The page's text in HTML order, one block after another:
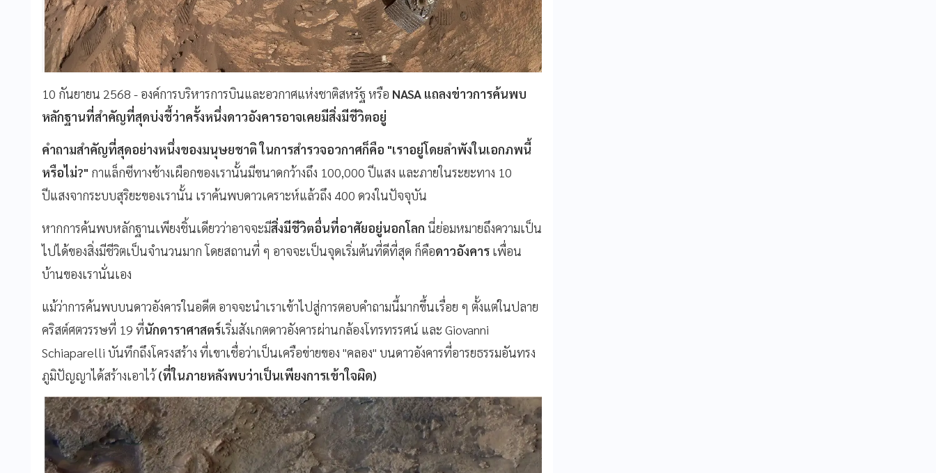
10​ กันยายน 2568 - องค์การบริหารการบินและอวกาศแห่งชาติสหรัฐ หรือ NASA แถลงข่าวการค้นพบ
หลักฐานที่สำคัญที่สุดบ่งชี้ว่าครั้งหนึ่งดาวอังคารอาจเคยมีสิ่งมีชีวิตอยู่
คำถามสำคัญที่สุดอย่างหนึ่งของมนุษยชาติ ในการสำรวจอวกาศก็คือ "เราอยู่โดยลำพังในเอกภพนี้
หรือไม่?" กาแล็กซีทางช้างเผือกของเรานั้นมีขนาดกว้างถึง 100,000 ปีแสง และภายในระยะทาง 10
ปีแสงจากระบบสุริยะของเรานั้น เราค้นพบดาวเคราะห์แล้วถึง 400 ดวงในปัจจุบัน
หากการค้นพบหลักฐานเพียงชิ้นเดียวว่าอาจจะมีสิ่งมีชีวิตอื่นที่อาศัยอยู่นอกโลก นี่ย่อมหมายถึงความเป็น
ไปได้ของสิ่งมีชีวิตเป็นจำนวนมาก โดยสถานที่ ๆ อาจจะเป็นจุดเริ่มต้นที่ดีที่สุด ก็คือดาวอังคาร เพื่อน
บ้านของเรานั่นเอง
แม้ว่าการค้นพบบนดาวอังคารในอดีต อาจจะนำเราเข้าไปสู่การตอบคำถามนี้มากขึ้นเรื่อย ๆ ตั้งแต่ในปลาย
คริสต์ศตวรรษที่ 19 ที่นักดาราศาสตร์เริ่มสังเกตดาวอังคารผ่านกล้องโทรทรรศน์ และ Giovanni
Schiaparelli บันทึกถึงโครงสร้าง ที่เขาเชื่อว่าเป็นเครือข่ายของ "คลอง" บนดาวอังคารที่อารยธรรมอันทรง
ภูมิปัญญาได้สร้างเอาไว้(ที่ในภายหลังพบว่าเป็นเพียงการเข้าใจผิด)